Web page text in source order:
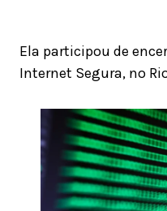
Ela participou de
Internet Segura, no